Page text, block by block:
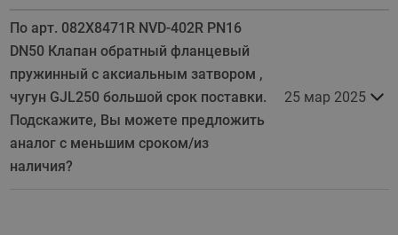
По арт. 082X8471R NVD-402R PN16
DN50 Клапан обратный фланцевый
пружинный с аксиальным затвором ,
чугун GJL250 большой срок поставки.
Подскажите, Вы можете предложить
аналог с меньшим сроком/из
наличия?
25 мар 2025